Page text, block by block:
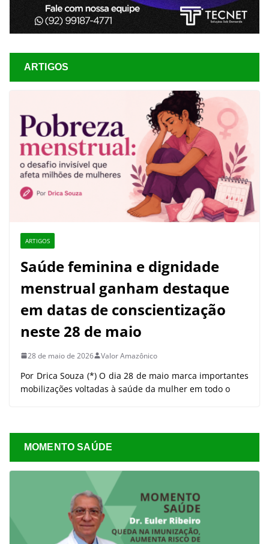
ARTIGOS
ARTIGOS
Saúde feminina e dignidade
menstrual ganham destaque
em datas de conscientização
neste 28 de maio
28 de maio de 2026 Valor Amazônico
Por Drica Souza (*) O dia 28 de maio marca importantes
mobilizações voltadas à saúde da mulher em todo o
MOMENTO SAÚDE